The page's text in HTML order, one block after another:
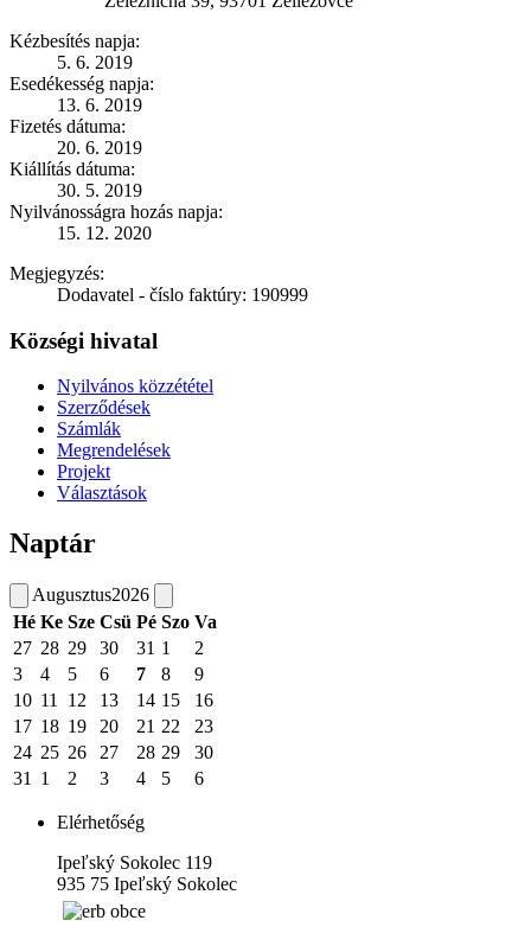
Kézbesítés napja:
5. 6. 2019
Esedékesség napja:
13. 6. 2019
Fizetés dátuma:
20. 6. 2019
Kiállítás dátuma:
30. 5. 2019
Nyilvánosságra hozás napja:
15. 12. 2020
Megjegyzés:
Dodavatel - číslo faktúry: 190999
Községi hivatal
Nyilvános közzététel
Szerződések
Számlák
Megrendelések
Projekt
Választások
Naptár
Augusztus2026
Hé Ke Sze Csü Pé Szo Va
27 28 29 30 31 1
2
3
4 5 6 7 8
9
10 11 12 13 14 15
16
17 18 19 20 21 22
23
24 25 26 27 28 29
30
31
1 2 3 4 5 6
Elérhetőség
Ipeľský Sokolec 119
935 75 Ipeľský Sokolec